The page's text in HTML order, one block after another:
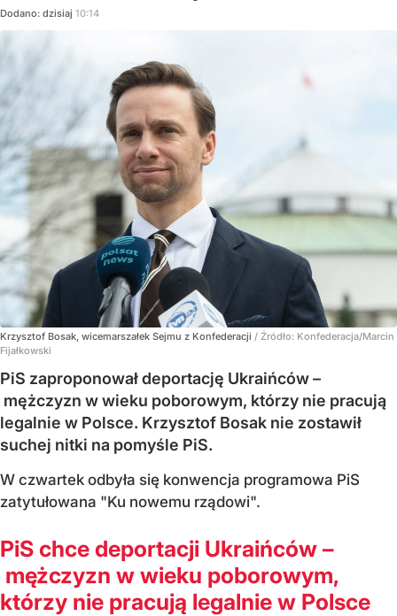
Dodano: dzisiaj 10:14
Krzysztof Bosak, wicemarszałek Sejmu z Konfederacji / Źródło: Konfederacja/Marcin
Fijałkowski
PiS zaproponował deportację Ukraińców –
mężczyzn w wieku poborowym, którzy nie pracują
legalnie w Polsce. Krzysztof Bosak nie zostawił
suchej nitki na pomyśle PiS.
W czwartek odbyła się konwencja programowa PiS
zatytułowana "Ku nowemu rządowi".
PiS chce deportacji Ukraińców –
mężczyzn w wieku poborowym,
którzy nie pracują legalnie w Polsce